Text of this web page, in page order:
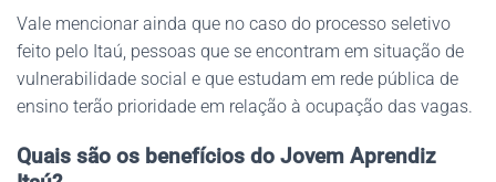
Vale mencionar ainda que no caso do processo seletivo
feito pelo Itaú, pessoas que se encontram em situação de
vulnerabilidade social e que estudam em rede pública de
ensino terão prioridade em relação à ocupação das vagas.
Quais são os benefícios do Jovem Aprendiz